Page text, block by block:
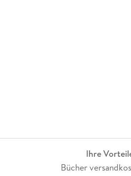
Ihre
Bücher